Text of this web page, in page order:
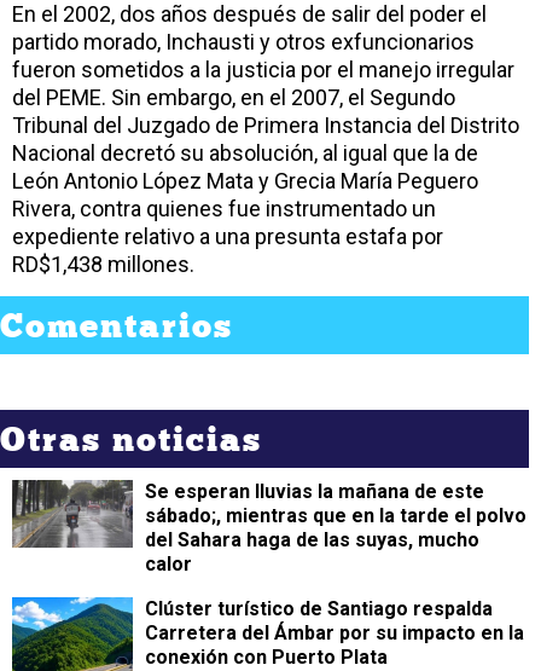
En el 2002, dos años después de salir del poder el
partido morado, Inchausti y otros exfuncionarios
fueron sometidos a la justicia por el manejo irregular
del PEME. Sin embargo, en el 2007, el Segundo
Tribunal del Juzgado de Primera Instancia del Distrito
Nacional decretó su absolución, al igual que la de
León Antonio López Mata y Grecia María Peguero
Rivera, contra quienes fue instrumentado un
expediente relativo a una presunta estafa por
RD$1,438 millones.
Comentarios
Otras noticias
Se esperan lluvias la mañana de este
sábado;, mientras que en la tarde el polvo
del Sahara haga de las suyas, mucho
calor
Clúster turístico de Santiago respalda
Carretera del Ámbar por su impacto en la
conexión con Puerto Plata